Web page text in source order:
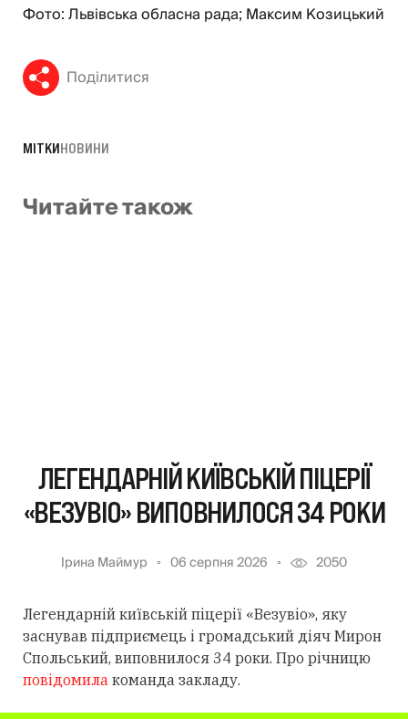
Фото: Львівська обласна рада; Максим Козицький
Поділитися
МІТКИНОВИНИ
Читайте також
ЛЕГЕНДАРНІЙ КИЇВСЬКІЙ ПІЦЕРІЇ
«ВЕЗУВІО» ВИПОВНИЛОСЯ 34 РОКИ
Ірина Маймур 06 серпня 2026 2050
Легендарній київській піцерії «Везувіо», яку
заснував підприємець і громадський діяч Мирон
Спольський, виповнилося 34 роки. Про річницю
повідомила команда закладу.